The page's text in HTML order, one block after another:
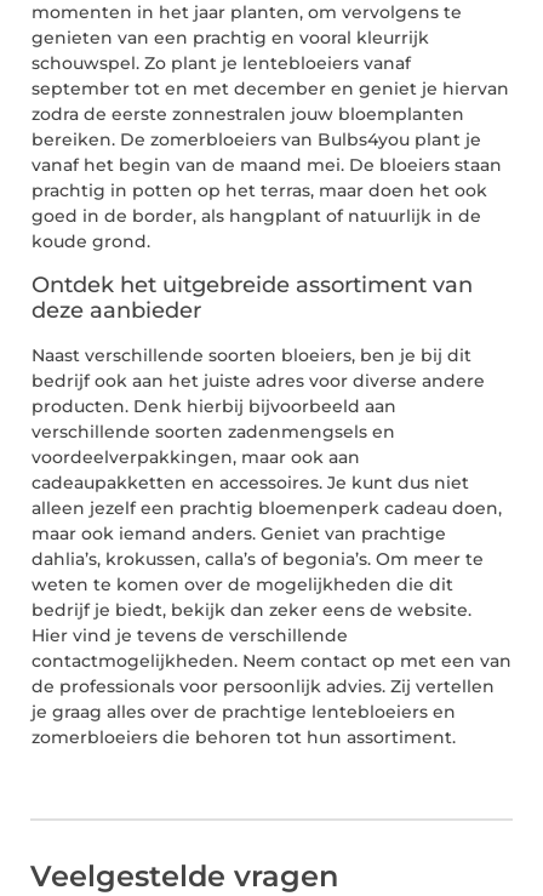
momenten in het jaar planten, om vervolgens te
genieten van een prachtig en vooral kleurrijk
schouwspel. Zo plant je lentebloeiers vanaf
september tot en met december en geniet je hiervan
zodra de eerste zonnestralen jouw bloemplanten
bereiken. De zomerbloeiers van Bulbs4you plant je
vanaf het begin van de maand mei. De bloeiers staan
prachtig in potten op het terras, maar doen het ook
goed in de border, als hangplant of natuurlijk in de
koude grond.
Ontdek het uitgebreide assortiment van
deze aanbieder
Naast verschillende soorten bloeiers, ben je bij dit
bedrijf ook aan het juiste adres voor diverse andere
producten. Denk hierbij bijvoorbeeld aan
verschillende soorten zadenmengsels en
voordeelverpakkingen, maar ook aan
cadeaupakketten en accessoires. Je kunt dus niet
alleen jezelf een prachtig bloemenperk cadeau doen,
maar ook iemand anders. Geniet van prachtige
dahlia’s, krokussen, calla’s of begonia’s. Om meer te
weten te komen over de mogelijkheden die dit
bedrijf je biedt, bekijk dan zeker eens de website.
Hier vind je tevens de verschillende
contactmogelijkheden. Neem contact op met een van
de professionals voor persoonlijk advies. Zij vertellen
je graag alles over de prachtige lentebloeiers en
zomerbloeiers die behoren tot hun assortiment.
Veelgestelde vragen